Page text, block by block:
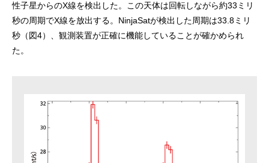
性子星からのX線を検出した。この天体は回転しながら約33ミリ
秒の周期でX線を放出する。NinjaSatが検出した周期は33.8ミリ
秒（図4）、観測装置が正確に機能していることが確かめられ
た。